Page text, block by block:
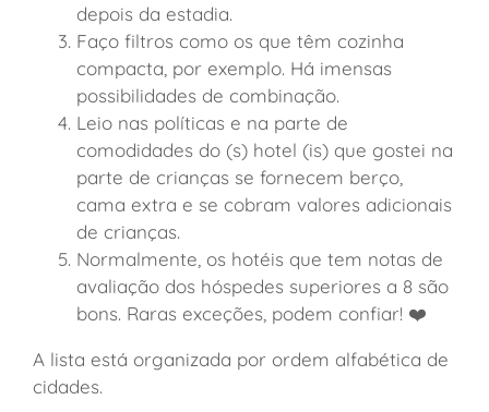
depois da estadia.
Faço filtros como os que têm cozinha
compacta, por exemplo. Há imensas
possibilidades de combinação.
Leio nas políticas e na parte de
comodidades do (s) hotel (is) que gostei na
parte de crianças se fornecem berço,
cama extra e se cobram valores adicionais
de crianças.
Normalmente, os hotéis que tem notas de
avaliação dos hóspedes superiores a 8 são
bons. Raras exceções, podem confiar! ❤️
A lista está organizada por ordem alfabética de
cidades.